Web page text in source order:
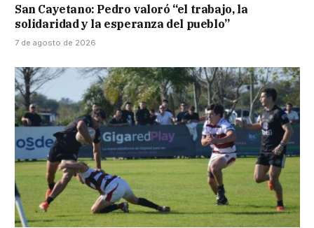
San Cayetano: Pedro valoró “el trabajo, la
solidaridad y la esperanza del pueblo”
7 de agosto de 2026